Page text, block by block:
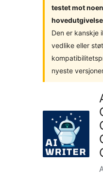
testet mot
Den er kanskje
vedlike eller
nyeste